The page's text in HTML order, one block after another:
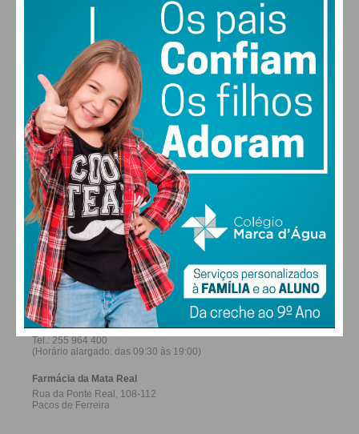
SÁB DOM
28°
SEG
30
TER
FARMACIAS DE SERVIÇO EM PAÇOS DE
FERREIRA